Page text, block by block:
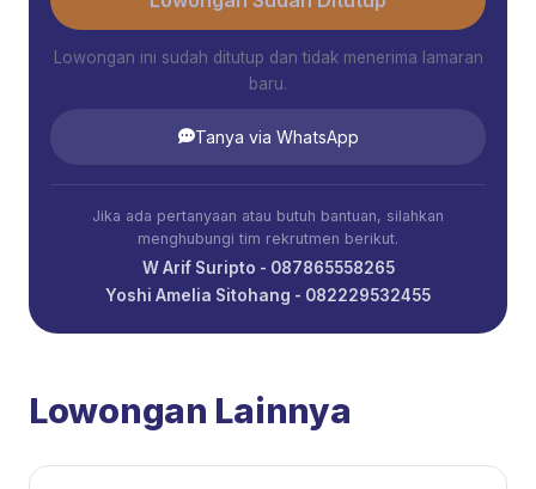
Lowongan ini sudah ditutup dan tidak menerima lamaran
baru.
Tanya via WhatsApp
Jika ada pertanyaan atau butuh bantuan, silahkan
menghubungi tim rekrutmen berikut.
W Arif Suripto - 087865558265
Yoshi Amelia Sitohang - 082229532455
Lowongan Lainnya